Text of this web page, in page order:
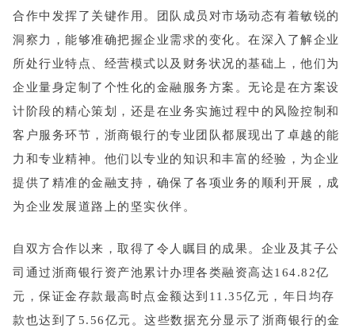
合作中发挥了关键作用。团队成员对市场动态有着敏锐的
洞察力，能够准确把握企业需求的变化。在深入了解企业
所处行业特点、经营模式以及财务状况的基础上，他们为
企业量身定制了个性化的金融服务方案。无论是在方案设
计阶段的精心策划，还是在业务实施过程中的风险控制和
客户服务环节，浙商银行的专业团队都展现出了卓越的能
力和专业精神。他们以专业的知识和丰富的经验，为企业
提供了精准的金融支持，确保了各项业务的顺利开展，成
为企业发展道路上的坚实伙伴。
自双方合作以来，取得了令人瞩目的成果。企业及其子公
司通过浙商银行资产池累计办理各类融资高达164.82亿
元，保证金存款最高时点金额达到11.35亿元，年日均存
款也达到了5.56亿元。这些数据充分显示了浙商银行的金